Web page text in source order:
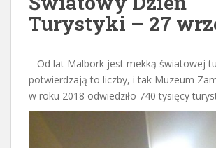
Turystyki – 27
Od lat Malbork jest mekką światowej
potwierdzają to liczby, i tak Muzeum
w roku 2018 odwiedziło 740 tysięcy